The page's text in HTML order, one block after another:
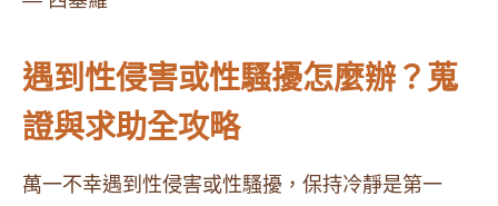
遇到性侵害或性騷擾怎麼辦？蒐
證與求助全攻略
萬一不幸遇到性侵害或性騷擾，保持冷靜是第一